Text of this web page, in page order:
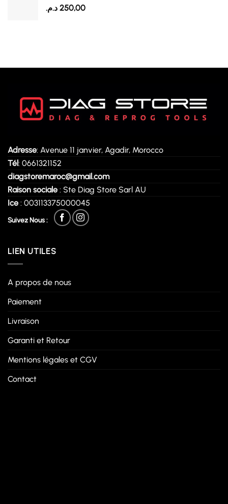
250,00 د.م.
Adresse: Avenue 11 janvier, Agadir, Morocco
Tél: 0661321152
diagstoremaroc@gmail.com
Raison sociale : Ste Diag Store Sarl AU
Ice : 003113375000045
Suivez Nous :
LIEN UTILES
A propos de nous
Paiement
Livraison
Garanti et Retour
Mentions légales et CGV
Contact